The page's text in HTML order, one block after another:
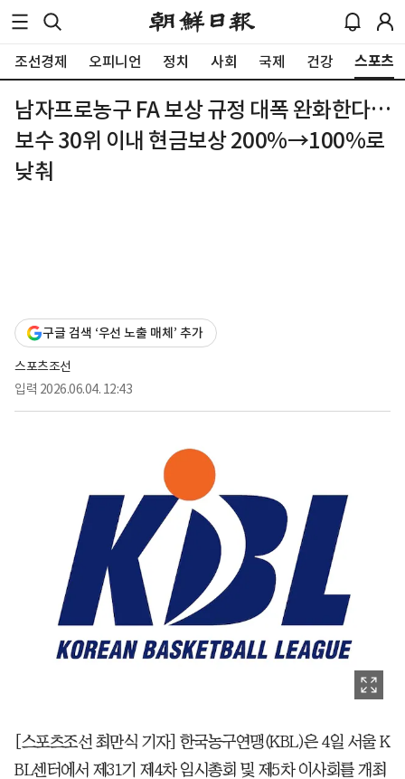
조선경제 오피니언 정치 사회 국제 건강 스포츠
남자프로농구 FA 보상 규정 대폭 완화한다…
보수 30위 이내 현금보상 200%→100%로
낮춰
구글 검색 ‘우선 노출 매체’ 추가
스포츠조선
입력 2026.06.04. 12:43
[스포츠조선 최만식 기자] 한국농구연맹(KBL)은 4일 서울 K
BL센터에서 제31기 제4차 임시총회 및 제5차 이사회를 개최